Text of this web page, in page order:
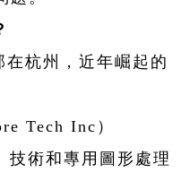
杭州，近年崛起的
Tech Inc）
術和專用圖形處理